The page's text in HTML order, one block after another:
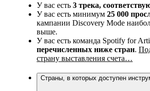
У вас есть 3 трека,
У вас есть минимум 25 000
кампании Discovery Mode
выше.
У вас есть команда Spotify for
перечисленных ниже стран.
страну выставления счета…
Страны, в которых доступен